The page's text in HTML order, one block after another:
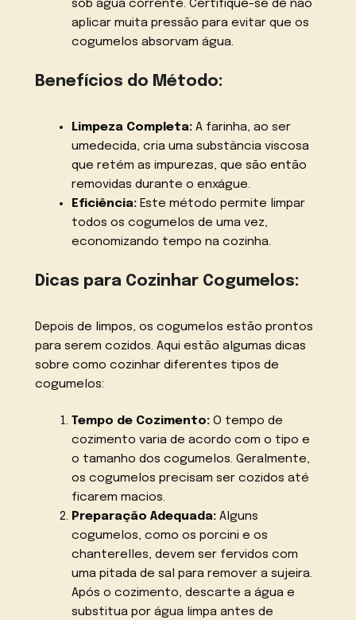
sob água corrente. Certifique-se de não
aplicar muita pressão para evitar que os
cogumelos absorvam água.
Benefícios do Método:
Limpeza Completa:A farinha, ao ser
umedecida, cria uma substância viscosa
que retém as impurezas, que são então
removidas durante o enxágue.
Eficiência:Este método permite limpar
todos os cogumelos de uma vez,
economizando tempo na cozinha.
Dicas para Cozinhar Cogumelos:
Depois de limpos, os cogumelos estão prontos
para serem cozidos. Aqui estão algumas dicas
sobre como cozinhar diferentes tipos de
cogumelos:
Tempo de Cozimento:O tempo de
cozimento varia de acordo com o tipo e
o tamanho dos cogumelos. Geralmente,
os cogumelos precisam ser cozidos até
ficarem macios.
Preparação Adequada:Alguns
cogumelos, como os porcini e os
chanterelles, devem ser fervidos com
uma pitada de sal para remover a sujeira.
Após o cozimento, descarte a água e
substitua por água limpa antes de